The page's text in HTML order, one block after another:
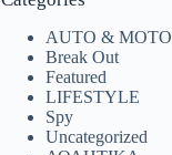
AUTO & MOTO
Break Out
Featured
LIFESTYLE
Spy
Uncategorized